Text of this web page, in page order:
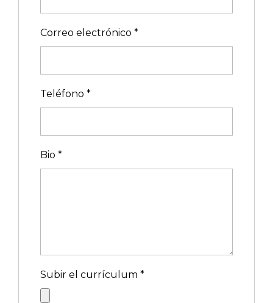
Correo electrónico *
Teléfono *
Bio *
Subir el currículum *